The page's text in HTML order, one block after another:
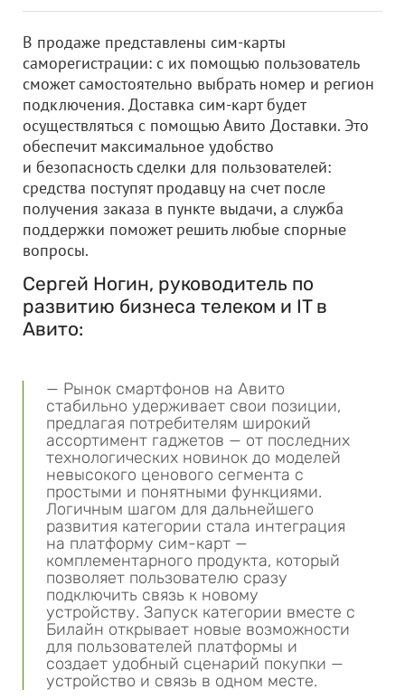
В продаже представлены сим-карты
саморегистрации: с их помощью пользователь
сможет самостоятельно выбрать номер и регион
подключения. Доставка сим-карт будет
осуществляться с помощью Авито Доставки. Это
обеспечит максимальное удобство
и безопасность сделки для пользователей:
средства поступят продавцу на счет после
получения заказа в пункте выдачи, а служба
поддержки поможет решить любые спорные
вопросы.
Сергей Ногин, руководитель по
развитию бизнеса телеком и IT в
Авито:
— Рынок смартфонов на Авито
стабильно удерживает свои позиции,
предлагая потребителям широкий
ассортимент гаджетов — от последних
технологических новинок до моделей
невысокого ценового сегмента с
простыми и понятными функциями.
Логичным шагом для дальнейшего
развития категории стала интеграция
на платформу сим-карт —
комплементарного продукта, который
позволяет пользователю сразу
подключить связь к новому
устройству. Запуск категории вместе с
Билайн открывает новые возможности
для пользователей платформы и
создает удобный сценарий покупки —
устройство и связь в одном месте.